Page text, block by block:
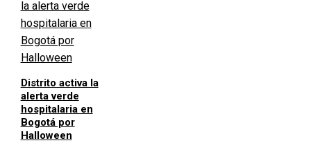
Distrito activa la
alerta verde
hospitalaria en
Bogotá por
Halloween